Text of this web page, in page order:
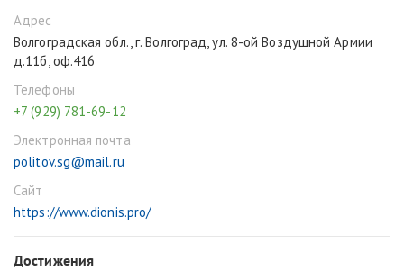
Адрес
Волгоградская обл., г. Волгоград, ул. 8-ой Воздушной Армии
д.11б, оф.416
Телефоны
+7 (929) 781-69-12
Электронная почта
politov.sg@mail.ru
Сайт
https://www.dionis.pro/
Достижения